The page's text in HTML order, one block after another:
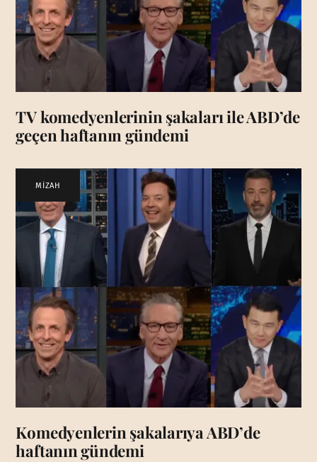
TV komedyenlerinin şakaları ile ABD’de
geçen haftanın gündemi
MİZAH
Komedyenlerin şakalarıya ABD’de
haftanın gündemi